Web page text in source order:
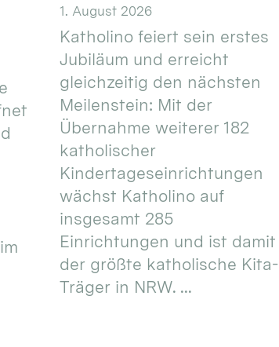
1. August 2026
Katholino feiert sein erstes
Jubiläum und erreicht
gleichzeitig den nächsten
Meilenstein: Mit der
Übernahme weiterer 182
katholischer
Kindertageseinrichtungen
wächst Katholino auf
insgesamt 285
Einrichtungen und ist damit
der größte katholische Kita-
Träger in NRW. ...